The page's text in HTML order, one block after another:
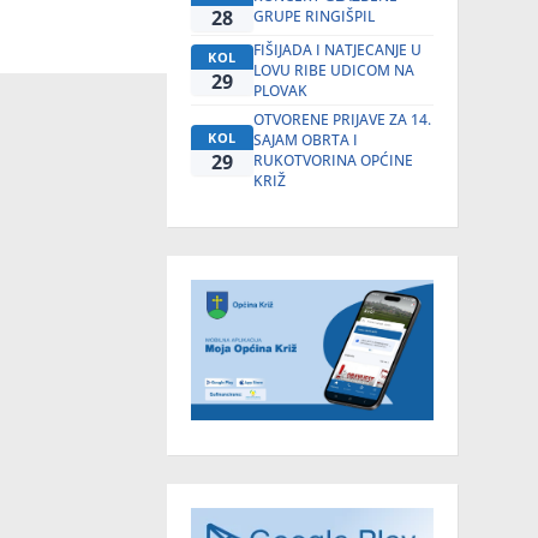
28
GRUPE RINGIŠPIL
KOL
29
FIŠIJADA I NATJECANJE U
LOVU RIBE UDICOM NA
PLOVAK
KOL
29
OTVORENE PRIJAVE ZA 14.
SAJAM OBRTA I
RUKOTVORINA OPĆINE
KRIŽ